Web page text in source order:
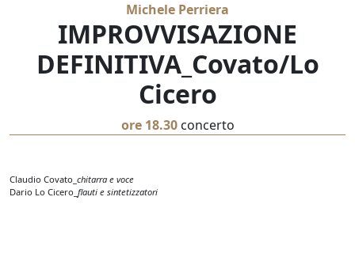
Michele Perriera
IMPROVVISAZIONE
DEFINITIVA_Covato/Lo
Cicero
ore 18.30concerto
Claudio Covato_ chitarra e voce
Dario Lo Cicero_ flauti e sintetizzatori